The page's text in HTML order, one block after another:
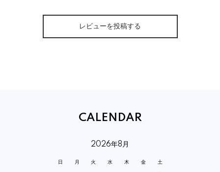
レビューを投稿する
CALENDAR
2026年8月
日 月 火 水 木 金 土